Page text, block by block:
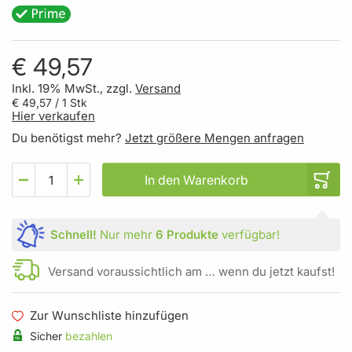
€ 49,57
Inkl. 19% MwSt., zzgl. Versand
€ 49,57 / 1 Stk
Hier verkaufen
Du benötigst mehr? Jetzt größere Mengen anfragen
In den Warenkorb
Schnell! Nur mehr 6 Produkteverfügbar!
Versand voraussichtlich am … wenn du jetzt kaufst!
Zur Wunschliste hinzufügen
Sicher bezahlen